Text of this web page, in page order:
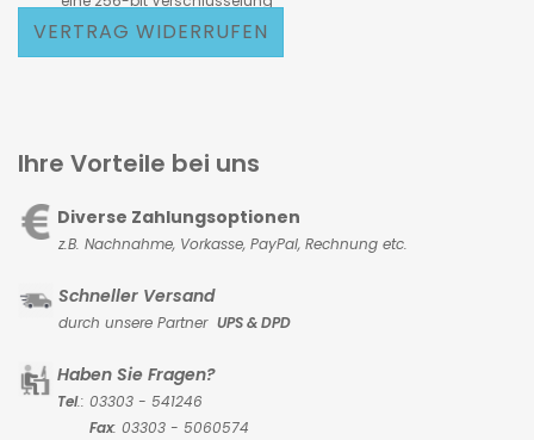
VERTRAG WIDERRUFEN
Ihre Vorteile bei uns
Diverse Zahlungsoptionen
z.B. Nachnahme, Vorkasse, PayPal, Rechnung etc.
Schneller Versand
durch unsere Partner UPS & DPD
Haben Sie Fragen?
Tel.: 03303 - 541246
Fax: 03303 - 5060574